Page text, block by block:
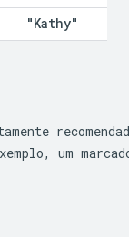
"Kathy"